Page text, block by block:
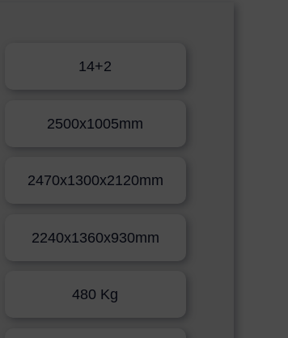
14+2
2500x1005mm
2470x1300x2120mm
2240x1360x930mm
480 Kg